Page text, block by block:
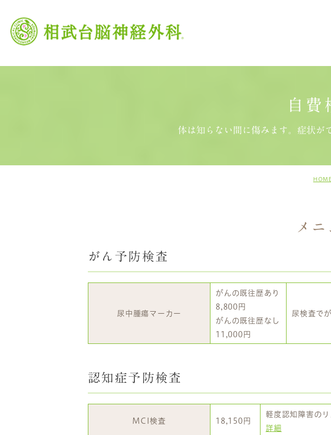
自費
体は知らない間に傷みます。症状が
HOME
メ
がん予防検査
尿中腫瘍マーカー
がんの既往歴あり
8,800円
がんの既往歴なし
11,000円
尿検査で
認知症予防検査
MCI検査 18,150円
軽度認知障害の
詳細